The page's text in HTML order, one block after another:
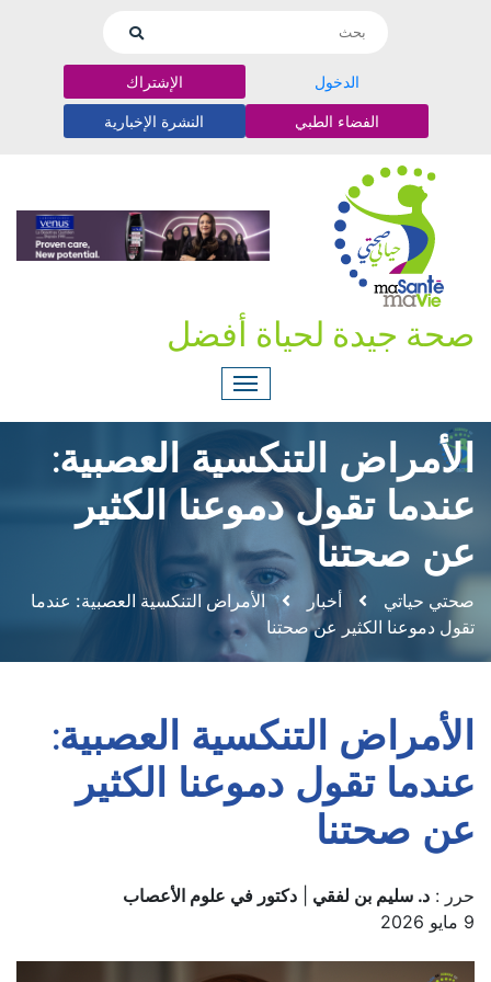
الدخول الإشتراك
الفضاء الطبي النشرة الإخبارية
صحة جيدة لحياة أفضل
الأمراض التنكسية العصبية:
عندما تقول دموعنا الكثير
عن صحتنا
صحتي حياتي أخبار
الأمراض التنكسية العصبية: عندما
تقول دموعنا الكثير عن صحتنا
الأمراض التنكسية العصبية:
عندما تقول دموعنا الكثير
عن صحتنا
حرر : د. سليم بن لفقي
دكتور في علوم الأعصاب
9 مايو 2026